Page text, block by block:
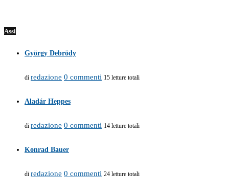
Assi
György Debrödy
di redazione 0 commenti 15 letture totali
Aladár Heppes
di redazione 0 commenti 14 letture totali
Konrad Bauer
di redazione 0 commenti 24 letture totali